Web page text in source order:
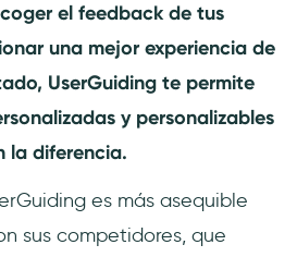
el feedback de tus
una mejor experiencia de
UserGuiding te permite
y personalizables
la diferencia.
es más asequible
sus competidores, que